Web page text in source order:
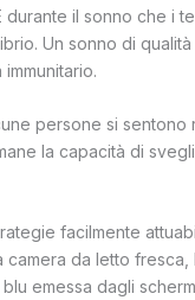
il sonno che i
Un sonno di
persone si sentono
la capacità di
facilmente
da letto fresca,
emessa dagli